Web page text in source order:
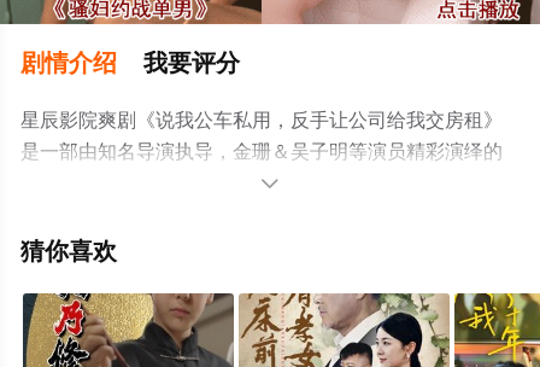
剧情介绍 我要评分
星辰影院爽剧《说我公车私用，反手让公司给我交房租》
是一部由知名导演执导，金珊＆吴子明等演员精彩演绎的
中国大陆电视剧，大结局剧情已揭晓（全集），手机免费
相关信息可移步至豆瓣电视剧、电视猫或剧情网等平台了

猜你喜欢